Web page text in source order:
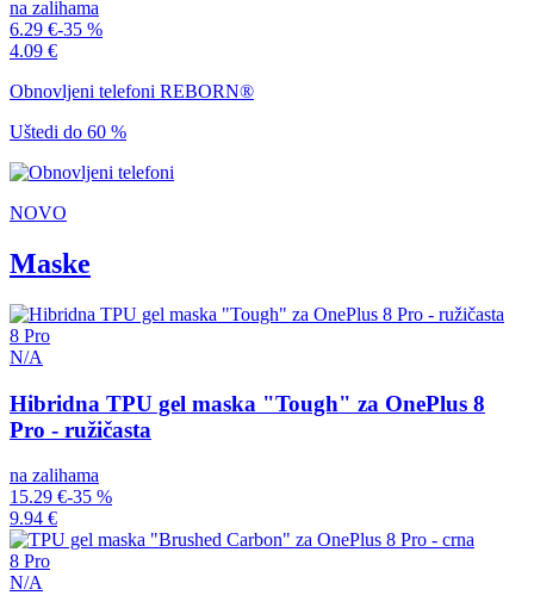
na zalihama
6.29 €-35 %
4.09 €
Obnovljeni telefoni REBORN®
Uštedi do 60 %
NOVO
Maske
8 Pro
N/A
Hibridna TPU gel maska "Tough" za OnePlus 8
Pro - ružičasta
na zalihama
15.29 €-35 %
9.94 €
8 Pro
N/A